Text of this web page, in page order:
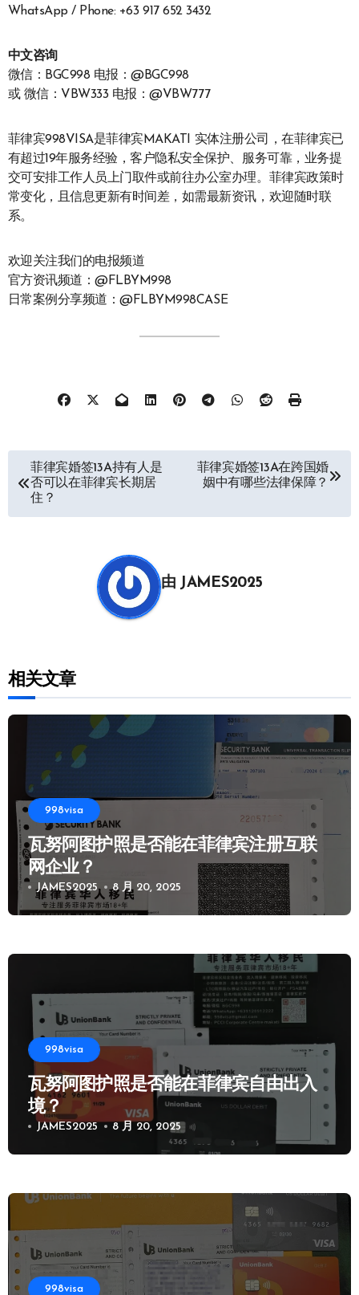
WhatsApp / Phone: +63 917 652 3432
中文咨询
微信：BGC998 电报：@BGC998
或 微信：VBW333 电报：@VBW777
菲律宾998VISA是菲律宾MAKATI 实体注册公司，在菲律宾已
有超过19年服务经验，客户隐私安全保护、服务可靠，业务提
交可安排工作人员上门取件或前往办公室办理。菲律宾政策时
常变化，且信息更新有时间差，如需最新资讯，欢迎随时联
系。
欢迎关注我们的电报频道
官方资讯频道：@FLBYM998
日常案例分享频道：@FLBYM998CASE
章
导
菲律宾婚签13A持有人是
否可以在菲律宾长期居
住？
菲律宾婚签13A在跨国婚
姻中有哪些法律保障？
由 JAMES2025
相关文章
998visa
瓦努阿图护照是否能在菲律宾注册互联
网企业？
JAMES2025 8 月 20, 2025
998visa
瓦努阿图护照是否能在菲律宾自由出入
境？
JAMES2025 8 月 20, 2025
998visa